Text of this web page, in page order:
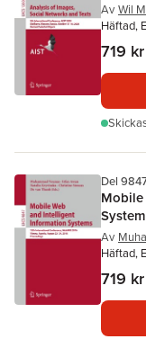
Av Wil
Häftad,
719 kr
Del
Av
Häftad,
719 kr